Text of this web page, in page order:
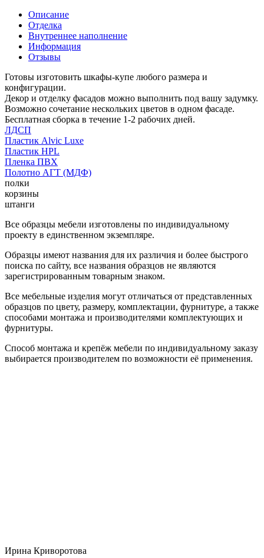
Описание
Отделка
Внутреннее наполнение
Информация
Отзывы
Готовы изготовить шкафы-купе любого размера и
конфигурации.
Декор и отделку фасадов можно выполнить под вашу задумку.
Возможно сочетание нескольких цветов в одном фасаде.
Бесплатная сборка в течение 1-2 рабочих дней.
ЛДСП
Пластик Alvic Luxe
Пластик HPL
Пленка ПВХ
Полотно АГТ (МДФ)
полки
корзины
штанги
Все образцы мебели изготовлены по индивидуальному
проекту в единственном экземпляре.
Образцы имеют названия для их различия и более быстрого
поиска по сайту, все названия образцов не являются
зарегистрированным товарным знаком.
Все мебельные изделия могут отличаться от представленных
образцов по цвету, размеру, комплектации, фурнитуре, а также
способами монтажа и производителями комплектующих и
фурнитуры.
Способ монтажа и крепёж мебели по индивидуальному заказу
выбирается производителем по возможности её применения.
Ирина Криворотова